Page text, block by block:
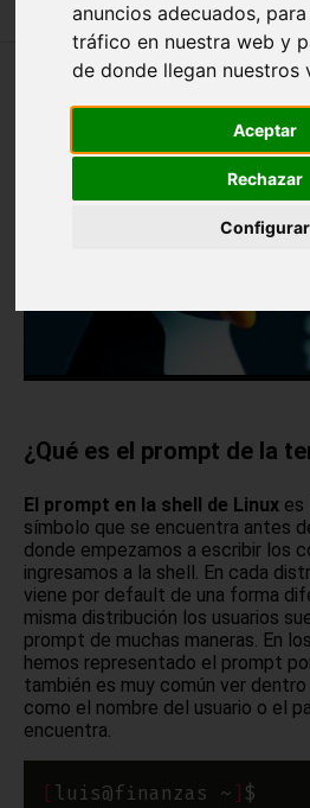
anuncios adecuados,
tráfico en nuestra web y
de donde llegan nuestros
Aceptar
Rechazar
Configurar
🔥 EL PROMPT EN LINUX:
PERSONALIZACIÓN Y
¿Qué es el prompt de la
El prompt en la shell de Linux es
símbolo que se encuentra antes
donde empezamos a escribir los
ingresamos a la shell. En cada
viene por default de una forma
misma distribución los usuarios
prompt de muchas maneras. En
hemos representado el prompt
también es muy común ver
como el nombre del usuario o el
encuentra.
[luis@finanzas ~ ]